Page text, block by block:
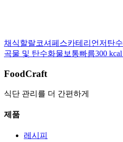
상세 보기
채식할랄코셔페스카테리언 저탄
곡물 및 탄수화물 보통빠름300
FoodCraft
식단 관리를 더 간편하게
제품
레시피